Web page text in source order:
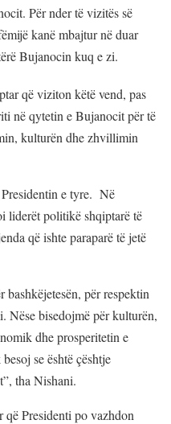
Për nder të vizitës së
kanë mbajtur në duar
Bujanocin kuq e zi.
që viziton këtë vend, pas
në qytetin e Bujanocit për të
kulturën dhe zhvillimin
e tyre. Në
liderët politikë shqiptarë të
që ishte paraparë të jetë
bashkëjetesën, për respektin
Nëse bisedojmë për kulturën,
dhe prosperitetin e
se është çështje
tha Nishani.
Presidenti po vazhdon